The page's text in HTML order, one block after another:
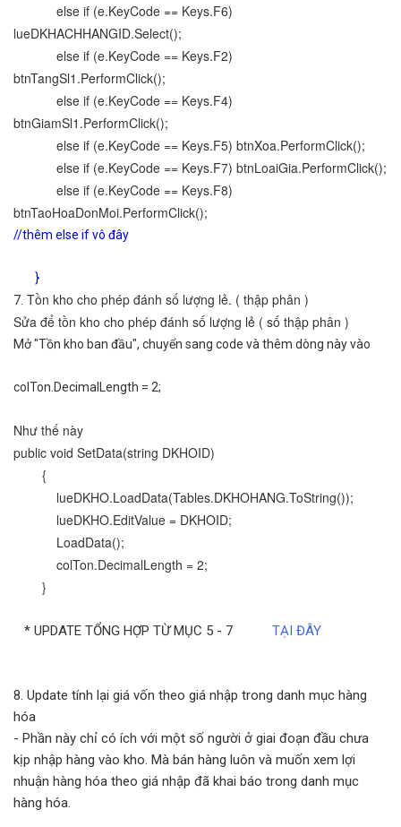
else if (e.KeyCode == Keys.F6)
lueDKHACHHANGID.Select();
else if (e.KeyCode == Keys.F2)
btnTangSl1.PerformClick();
else if (e.KeyCode == Keys.F4)
btnGiamSl1.PerformClick();
else if (e.KeyCode == Keys.F5) btnXoa.PerformClick();
else if (e.KeyCode == Keys.F7) btnLoaiGia.PerformClick();
else if (e.KeyCode == Keys.F8)
btnTaoHoaDonMoi.PerformClick();
//thêm else if vô đây
}
7. Tồn kho cho phép đánh số lượng lẻ. ( thập phân )
Sửa để tồn kho cho phép đánh số lượng lẻ ( số thập phân )
Mở "Tồn kho ban đầu", chuyển sang code và thêm dòng này vào
colTon.DecimalLength = 2;
Như thế này
public void SetData(string DKHOID)
{
lueDKHO.LoadData(Tables.DKHOHANG.ToString());
lueDKHO.EditValue = DKHOID;
LoadData();
colTon.DecimalLength = 2;
}
* UPDATE TỔNG HỢP TỪ MỤC 5 - 7 TẠI ĐÂY
8. Update tính lại giá vốn theo giá nhập trong danh mục hàng
hóa
- Phần này chỉ có ích với một số người ở giai đoạn đầu chưa
kịp nhập hàng vào kho. Mà bán hàng luôn và muốn xem lợi
nhuận hàng hóa theo giá nhập đã khai báo trong danh mục
hàng hóa.